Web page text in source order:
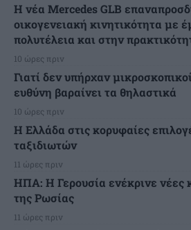
Η νέα Mercedes GLB
οικογενειακή κινητικότητα με
πολυτέλεια και στην
10 ώρες πριν
Γιατί δεν υπήρχαν
ευθύνη βαραίνει τα θηλαστικά
10 ώρες πριν
Η Ελλάδα στις κορυφαίες
ταξιδιωτών
11 ώρες πριν
ΗΠΑ: Η Γερουσία ενέκρινε νέες
της Ρωσίας
11 ώρες πριν